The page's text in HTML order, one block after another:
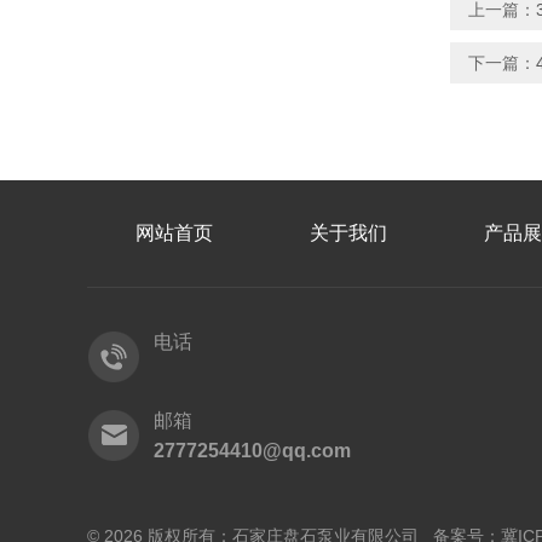
上一篇：
下一篇：
网站首页 关于我们 产品
电话
邮箱
2777254410@qq.com
© 2026 版权所有：石家庄盘石泵业有限公司 备案号： 冀